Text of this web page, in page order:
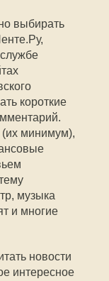
выбирать
короткие
(их минимум),
музыка
и многие
новости
интересное